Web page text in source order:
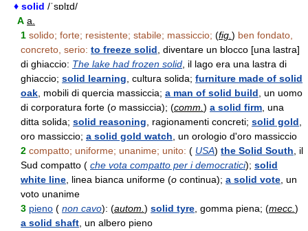
♦ solid /ˈsɒlɪd/
A a.
1 solido; forte; resistente; stabile; massiccio; (fig. ) ben fondato,
concreto, serio: to freeze solid , diventare un blocco [una lastra]
di ghiaccio: The lake had frozen solid , il lago era una lastra di
ghiaccio; solid learning , cultura solida; furniture made of solid
oak , mobili di quercia massiccia; a man of solid build , un uomo
di corporatura forte (o massiccia); (comm. ) a solid firm , una
ditta solida; solid reasoning , ragionamenti concreti; solid gold
oro massiccio; a solid gold watch , un orologio d'oro massiccio
2 compatto; uniforme; unanime; unito: ( USA) the Solid South , il
Sud compatto ( che vota compatto per i democratici); solid
white line , linea bianca uniforme (o continua); a solid vote , un
voto unanime
3 pieno ( non cavo): (autom. ) solid tyre , gomma piena; (mecc. )
a solid shaft , un albero pieno